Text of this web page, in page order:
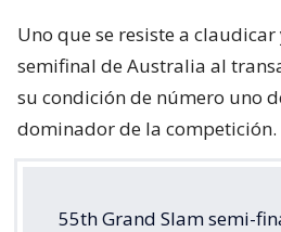
Uno que se resiste a
semifinal de Australia al
su condición de número uno
dominador de la competición.
55th Grand Slam semi-